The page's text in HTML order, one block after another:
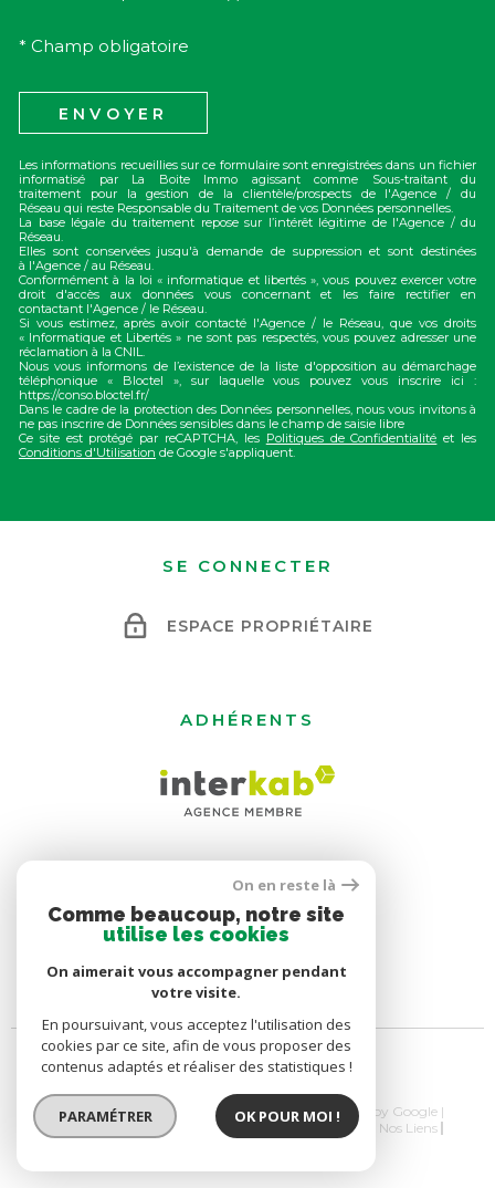
* Champ obligatoire
ENVOYER
Les informations recueillies sur ce formulaire sont enregistrées dans un fichier
informatisé par La Boite Immo agissant comme Sous-traitant du
traitement pour la gestion de la clientèle/prospects de l'Agence / du
Réseau qui reste Responsable du Traitement de vos Données personnelles.
La base légale du traitement repose sur l’intérêt légitime de l'Agence / du
Réseau.
Elles sont conservées jusqu'à demande de suppression et sont destinées
à l'Agence / au Réseau.
Conformément à la loi « informatique et libertés », vous pouvez exercer votre
droit d'accès aux données vous concernant et les faire rectifier en
contactant l'Agence / le Réseau.
Si vous estimez, après avoir contacté l'Agence / le Réseau, que vos droits
« Informatique et Libertés » ne sont pas respectés, vous pouvez adresser une
réclamation à la CNIL.
Nous vous informons de l’existence de la liste d'opposition au démarchage
téléphonique « Bloctel », sur laquelle vous pouvez vous inscrire ici :
https://conso.bloctel.fr/
Dans le cadre de la protection des Données personnelles, nous vous invitons à
ne pas inscrire de Données sensibles dans le champ de saisie libre
Ce site est protégé par reCAPTCHA, les Politiques de Confidentialité et les
Conditions d'Utilisation de Google s'appliquent.
SE CONNECTER
ESPACE PROPRIÉTAIRE
ADHÉRENTS
© 2026 | Tous droits réservés | Traduction powered by Google |
Nos Honoraires
Plan Du Site Mentions Légales
Nos Liens
Politique RGPD
Cookies
On en reste là
Comme beaucoup, notre site
utilise les cookies
On aimerait vous accompagner pendant
votre visite.
En poursuivant, vous acceptez l'utilisation des
cookies par ce site, afin de vous proposer des
contenus adaptés et réaliser des statistiques !
PARAMÉTRER OK POUR MOI !